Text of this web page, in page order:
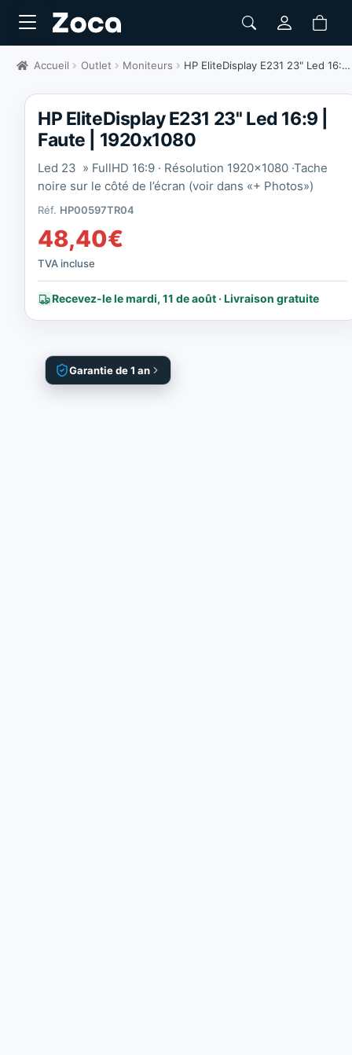
Accueil Outlet Moniteurs HP EliteDisplay E231 23" Led 16:9 | Faute | 1920x1080
Garantie de 1 an
HP EliteDisplay E231 23'' Led 16:9 |
Faute | 1920x1080
Led 23 » FullHD 16:9 · Résolution 1920×1080 ·Tache
noire sur le côté de l’écran (voir dans «+ Photos»)
Réf. HP00597TR04
48,40€
TVA incluse
Recevez-le le mardi, 11 de août · Livraison gratuite